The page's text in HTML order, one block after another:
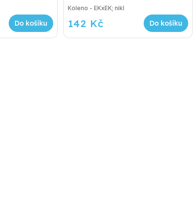
Do košíku 142 Kč Do košíku
Koleno - EKxEK; nikl